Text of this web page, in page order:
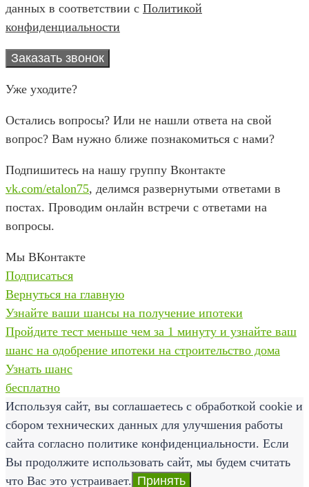
данных в соответствии с Политикой
конфиденциальности
Уже уходите?
Остались вопросы? Или не нашли ответа на свой
вопрос? Вам нужно ближе познакомиться с нами?
Подпишитесь на нашу группу Вконтакте
vk.com/etalon75, делимся развернутыми ответами в
постах. Проводим онлайн встречи с ответами на
вопросы.
Мы ВКонтакте
Подписаться
Вернуться на главную
Узнайте ваши шансы на получение ипотеки
Пройдите тест меньше чем за 1 минуту и узнайте ваш
шанс на одобрение ипотеки на строительство дома
Узнать шанс
бесплатно
Используя сайт, вы соглашаетесь с обработкой cookie и
сбором технических данных для улучшения работы
сайта согласно политике конфиденциальности. Если
Вы продолжите использовать сайт, мы будем считать
что Вас это устраивает. Принять